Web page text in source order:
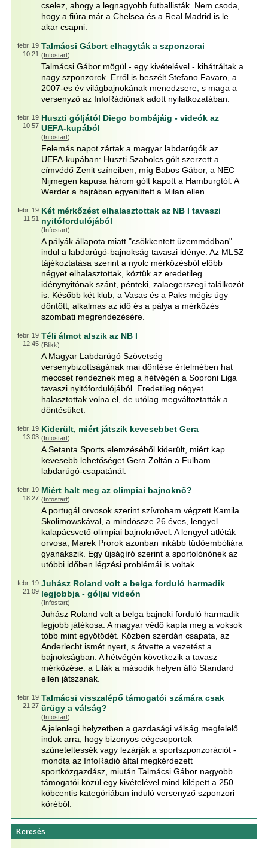
cselez, ahogy a legnagyobb futballisták. Nem csoda,
hogy a fiúra már a Chelsea és a Real Madrid is le
akar csapni.
febr. 19
10:21
Talmácsi Gábort elhagyták a szponzorai
(Infostart)
Talmácsi Gábor mögül - egy kivételével - kihátráltak a
nagy szponzorok. Erről is beszélt Stefano Favaro, a
2007-es év világbajnokának menedzsere, s maga a
versenyző az InfoRádiónak adott nyilatkozatában.
febr. 19
10:57
Huszti góljától Diego bombájáig - videók az
UEFA-kupából
(Infostart)
Felemás napot zártak a magyar labdarúgók az
UEFA-kupában: Huszti Szabolcs gólt szerzett a
címvédő Zenit színeiben, míg Babos Gábor, a NEC
Nijmegen kapusa három gólt kapott a Hamburgtól. A
Werder a hajrában egyenlített a Milan ellen.
febr. 19
11:51
Két mérkőzést elhalasztottak az NB I tavaszi
nyitófordulójából
(Infostart)
A pályák állapota miatt "csökkentett üzemmódban"
indul a labdarúgó-bajnokság tavaszi idénye. Az MLSZ
tájékoztatása szerint a nyolc mérkőzésből előbb
négyet elhalasztottak, köztük az eredetileg
idénynyitónak szánt, pénteki, zalaegerszegi találkozót
is. Később két klub, a Vasas és a Paks mégis úgy
döntött, alkalmas az idő és a pálya a mérkőzés
szombati megrendezésére.
febr. 19
12:45
Téli álmot alszik az NB I
(Blikk)
A Magyar Labdarúgó Szövetség
versenybizottságának mai döntése értelmében hat
meccset rendeznek meg a hétvégén a Soproni Liga
tavaszi nyitófordulójából. Eredetileg négyet
halasztottak volna el, de utólag megváltoztatták a
döntésüket.
febr. 19
13:03
Kiderült, miért játszik kevesebbet Gera
(Infostart)
A Setanta Sports elemzéséből kiderült, miért kap
kevesebb lehetőséget Gera Zoltán a Fulham
labdarúgó-csapatánál.
febr. 19
18:27
Miért halt meg az olimpiai bajnoknő?
(Infostart)
A portugál orvosok szerint szívroham végzett Kamila
Skolimowskával, a mindössze 26 éves, lengyel
kalapácsvető olimpiai bajnoknővel. A lengyel atléták
orvosa, Marek Prorok azonban inkább tüdőembóliára
gyanakszik. Egy újságíró szerint a sportolónőnek az
utóbbi időben légzési problémái is voltak.
febr. 19
21:09
Juhász Roland volt a belga forduló harmadik
legjobbja - góljai videón
(Infostart)
Juhász Roland volt a belga bajnoki forduló harmadik
legjobb játékosa. A magyar védő kapta meg a voksok
több mint egyötödét. Közben szerdán csapata, az
Anderlecht ismét nyert, s átvette a vezetést a
bajnokságban. A hétvégén következik a tavasz
mérkőzése: a Lilák a második helyen álló Standard
ellen játszanak.
febr. 19
21:27
Talmácsi visszalépő támogatói számára csak
ürügy a válság?
(Infostart)
A jelenlegi helyzetben a gazdasági válság megfelelő
indok arra, hogy bizonyos cégcsoportok
szüneteltessék vagy lezárják a sportszponzorációt -
mondta az InfoRádió által megkérdezett
sportközgazdász, miután Talmácsi Gábor nagyobb
támogatói közül egy kivételével mind kilépett a 250
köbcentis kategóriában induló versenyző szponzori
köréből.
Keresés